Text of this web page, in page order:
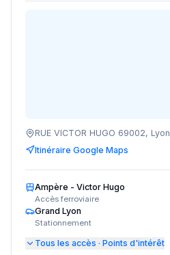
RUE VICTOR HUGO 69002, Lyon
Itinéraire Google Maps
Ampère - Victor Hugo
Accès ferroviaire
Grand Lyon
Stationnement
Tous les accès · Points d'intérêt